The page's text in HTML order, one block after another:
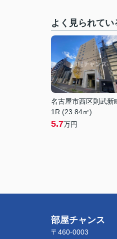
よく見られてい
名古屋市西区則武新
1R (23.84㎡)
5.7万円
部屋チャンス
〒460-0003